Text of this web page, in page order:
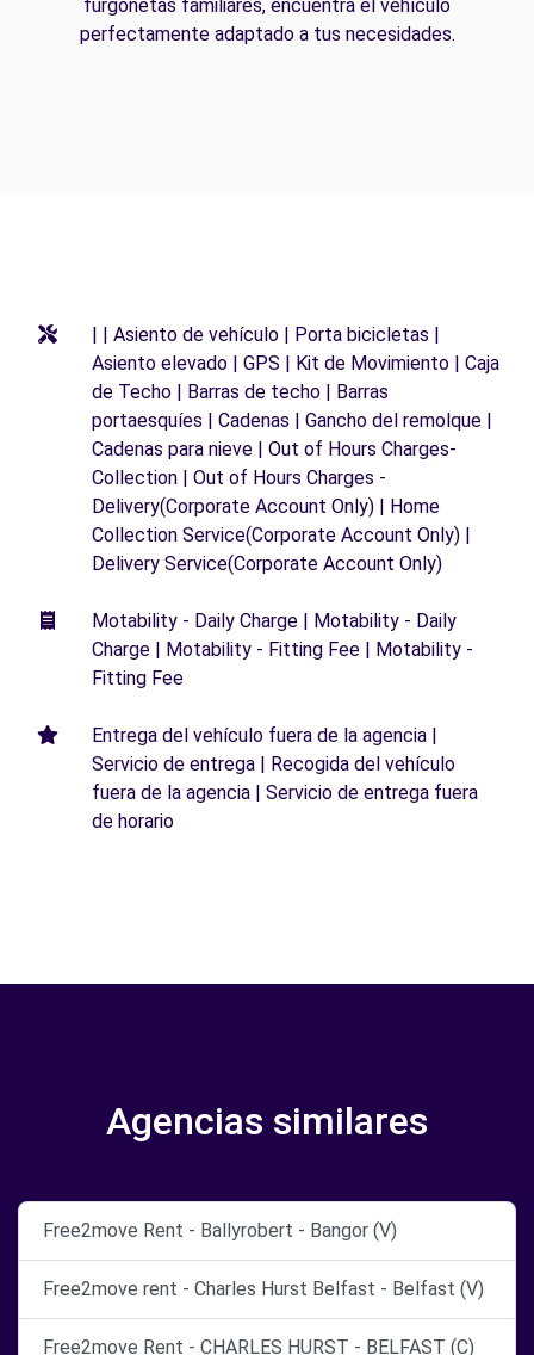
furgonetas familiares, encuentra el vehículo
perfectamente adaptado a tus necesidades.
| | Asiento de vehículo | Porta bicicletas |
Asiento elevado | GPS | Kit de Movimiento | Caja
de Techo | Barras de techo | Barras
portaesquíes | Cadenas | Gancho del remolque |
Cadenas para nieve | Out of Hours Charges-
Collection | Out of Hours Charges -
Delivery(Corporate Account Only) | Home
Collection Service(Corporate Account Only) |
Delivery Service(Corporate Account Only)
Motability - Daily Charge | Motability - Daily
Charge | Motability - Fitting Fee | Motability -
Fitting Fee
Entrega del vehículo fuera de la agencia |
Servicio de entrega | Recogida del vehículo
fuera de la agencia | Servicio de entrega fuera
de horario
Agencias similares
Free2move Rent - Ballyrobert - Bangor (V)
Free2move rent - Charles Hurst Belfast - Belfast (V)
Free2move Rent - CHARLES HURST - BELFAST (C)